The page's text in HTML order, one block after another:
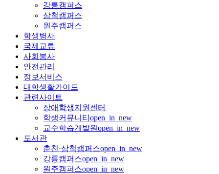
강릉캠퍼스
삼척캠퍼스
원주캠퍼스
학생병사
국제교류
사회봉사
안전관리
정보서비스
대학생활가이드
관련사이트
장애학생지원센터
학생커뮤니티 open_in_new
교수학습개발원open_in_new
도서관
춘천·삼척캠퍼스open_in_new
강릉캠퍼스open_in_new
원주캠퍼스open_in_new